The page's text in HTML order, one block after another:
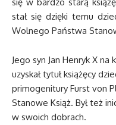
stał się dzięki temu
Wolnego Państwa
Jego syn Jan Henryk X
uzyskał tytuł książęcy
primogenitury Furst von
Stanowe Książ. Był też
w swoich dobrach.